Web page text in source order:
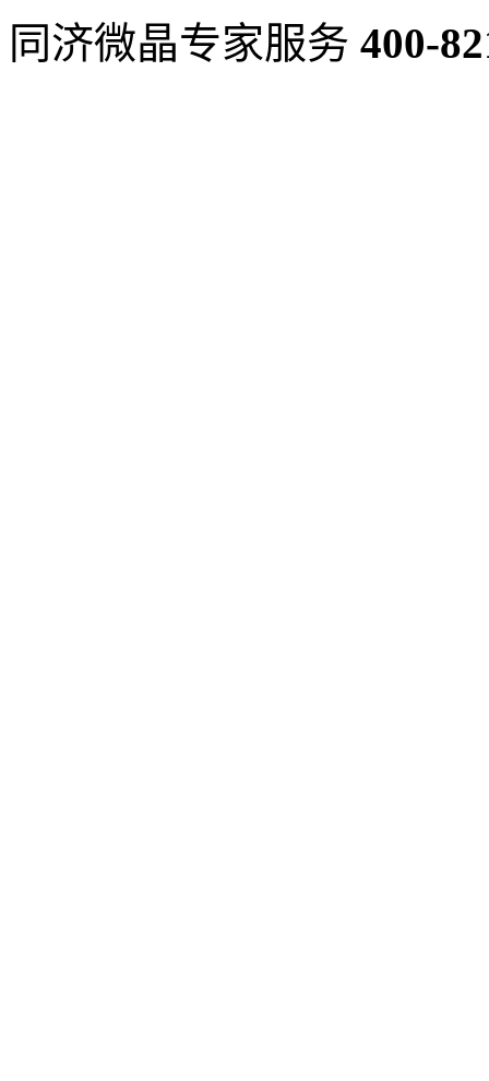
同济微晶专家服务 400-